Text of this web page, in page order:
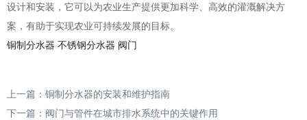
设计和安装，它可以为农业生产提供更加科学、高效的灌溉解决方
案，有助于实现农业可持续发展的目标。
铜制分水器 不锈钢分水器 阀门
上一篇： 铜制分水器的安装和维护指南
下一篇： 阀门与管件在城市排水系统中的关键作用